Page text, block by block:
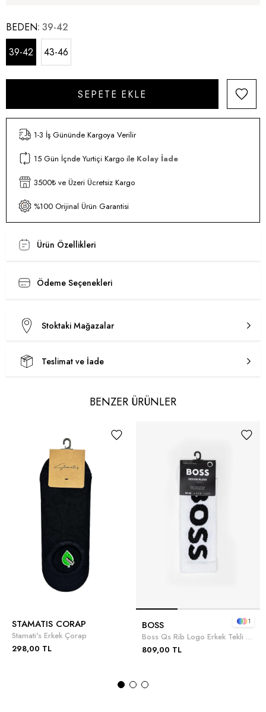
BEDEN 39-42
39-42
43-46
1-3 İş Gününde Kargoya Verilir
15 Gün İçnde Yurtiçi Kargo ile Kolay İade
3500₺ ve Üzeri Ücretsiz Kargo
%100 Orijinal Ürün Garantisi
Ürün Özellikleri
Ödeme Seçenekleri
Stoktaki Mağazalar
Teslimat ve İade
BENZER ÜRÜNLER
STAMATIS CORAP
Stamati's Erkek Çorap
298,00 TL
BOSS
Boss Qs Rib Logo Erkek Tekli Çorap
809,00 TL
1